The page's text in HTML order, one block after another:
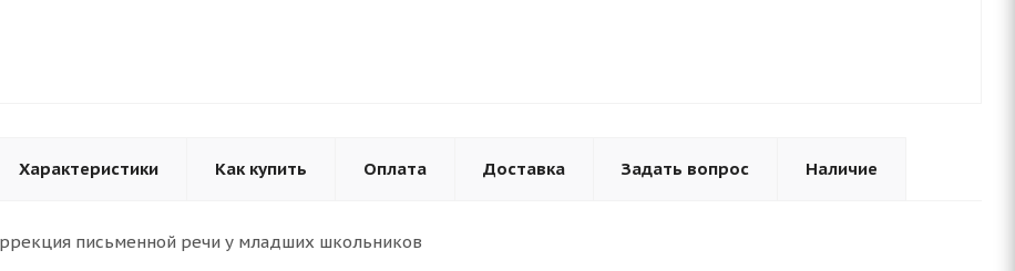
Характеристики Как купить Оплата Доставка Задать вопрос Наличие
письменной речи у младших школьников